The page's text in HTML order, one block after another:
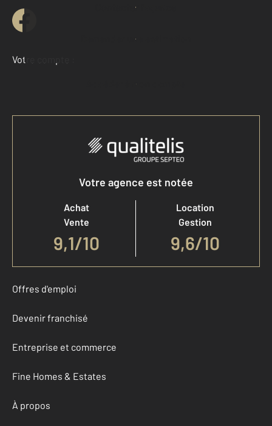
Contacter l'agence
Demander une estimation
Votre compte :
Accéder à mon compte
Votre agence est notée
Achat
Vente
9,1/10
Location
Gestion
9,6/10
Offres d'emploi
Devenir franchisé
Entreprise et commerce
Fine Homes & Estates
À propos